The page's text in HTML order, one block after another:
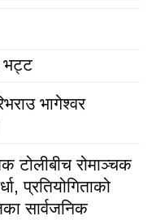
भट्ट
भागेश्वर
टोलीबीच रोमाञ्चक
प्रतियोगिताको
सार्वजनिक